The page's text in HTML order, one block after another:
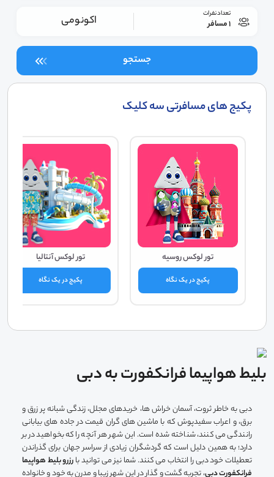
تعداد نفرات
1 مسافر اکونومی
جستجو
پکیج های مسافرتی سه کلیک
تور لوکس روسیه
پکیج در یک نگاه
تور لوکس آنتالیا
پکیج در یک نگاه
بلیط هواپیما فرانکفورت به دبی
دبی به خاطر ثروت، آسمان خراش ها، خریدهای مجلل، زندگی شبانه پر زرق و
برق، و اعراب سفیدپوش که با ماشین های گران قیمت در جاده های بیابانی
رانندگی می کنند، شناخته شده است. این شهر هر آنچه را که بخواهید در بر
دارد؛ به همین دلیل است که گردشگران زیادی از سراسر جهان برای گذراندن
تعطیلات خود دبی را انتخاب می کنند. شما نیز می توانید بارزرو بلیط هواپیما
فرانکفورت دبی، تجربه گشت و گذار در این شهر زیبا و مدرن به خود و خانواده